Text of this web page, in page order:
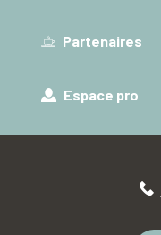
Partenaires
Espace pro